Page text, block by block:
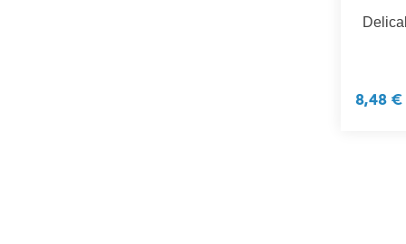
8,48 €